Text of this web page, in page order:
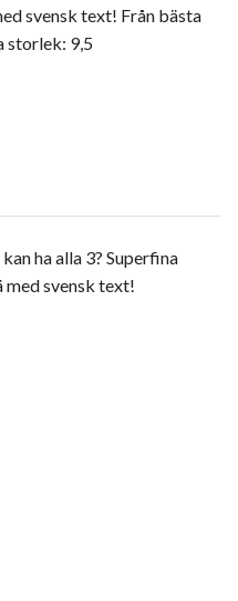
svensk text! Från bästa
storlek: 9,5
ha alla 3? Superfina
svensk text!